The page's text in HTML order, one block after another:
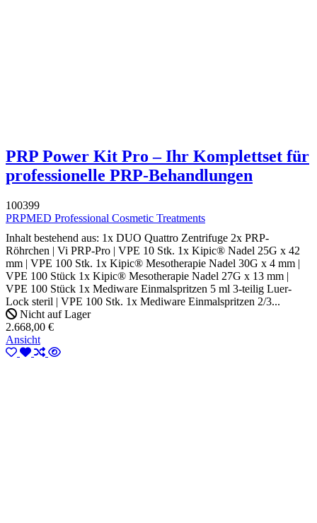
PRP Power Kit Pro – Ihr Komplettset für
professionelle PRP-Behandlungen
100399
PRPMED Professional Cosmetic Treatments
Inhalt bestehend aus: 1x DUO Quattro Zentrifuge 2x PRP-
Röhrchen | Vi PRP-Pro | VPE 10 Stk. 1x Kipic® Nadel 25G x 42
mm | VPE 100 Stk. 1x Kipic® Mesotherapie Nadel 30G x 4 mm |
VPE 100 Stück 1x Kipic® Mesotherapie Nadel 27G x 13 mm |
VPE 100 Stück 1x Mediware Einmalspritzen 5 ml 3-teilig Luer-
Lock steril | VPE 100 Stk. 1x Mediware Einmalspritzen 2/3...
Nicht auf Lager
2.668,00 €
Ansicht